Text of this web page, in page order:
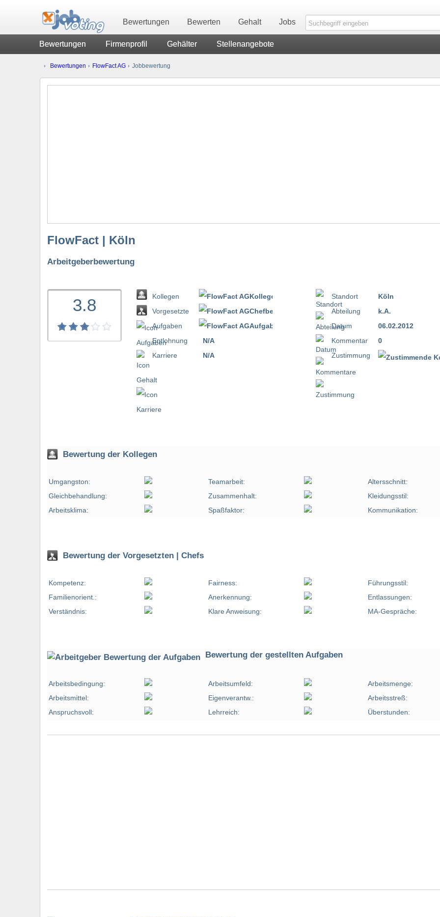
Bewertungen Bewerten Gehalt Jobs
Bewertungen Firmenprofil Gehälter Stellenangebote
Bewertungen FlowFact AG Jobbewertung
FlowFact | Köln
Arbeitgeberbewertung
3.8
Kollegen
Vorgesetzte
Aufgaben
Entlohnung
Karriere
N/A
N/A
Standort
Abteilung
Datum
Kommentar
Zustimmung
Köln
k.A.
06.02.2012
0
Bewertung der Kollegen
Umgangston: Teamarbeit: Altersschnitt:
Gleichbehandlung:
Zusammenhalt: Kleidungsstil:
Arbeitsklima:
Spaßfaktor: Kommunikation:
Bewertung der Vorgesetzten | Chefs
Kompetenz: Fairness: Führungsstil:
Familienorient.:
Anerkennung: Entlassungen:
Verständnis:
Klare Anweisung: MA-Gespräche:
Bewertung der gestellten Aufgaben
Arbeitsbedingung: Arbeitsumfeld: Arbeitsmenge:
Arbeitsmittel:
Eigenverantw.: Arbeitsstreß:
Anspruchsvoll:
Lehrreich: Überstunden: